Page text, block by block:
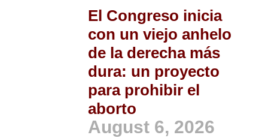
El Congreso inicia
con un viejo anhelo
de la derecha más
dura: un proyecto
para prohibir el
aborto
August 6, 2026